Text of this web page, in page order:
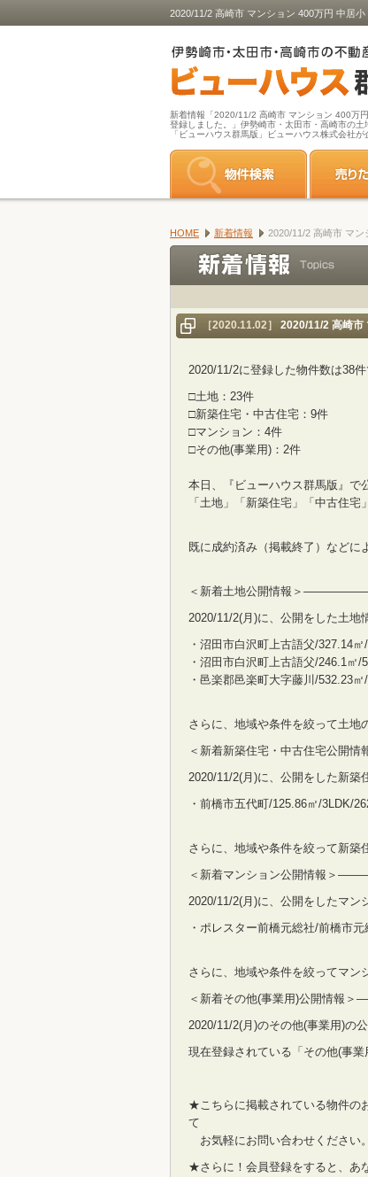
2020/11/2 高崎市 マンション 400万円 中居
新着情報「2020/11/2 高崎市 マンション 400万
登録しました。」伊勢崎市・太田市・高崎市の
「ビューハウス群馬版」ビューハウス株式会社が
HOME 新着情報 2020/11/2 高崎市 マン
［2020.11.02］ 2020/11/2 高崎市
2020/11/2に登録した物件数は38件
□土地：23件
□新築住宅・中古住宅：9件
□マンション：4件
□その他(事業用)：2件
本日、『ビューハウス群馬版』で
「土地」「新築住宅」「中古住
既に成約済み（掲載終了）などに
＜新着土地公開情報
2020/11/2(月)に、公開をした土地
・沼田市白沢町上古語父/327.14㎡
・沼田市白沢町上古語父/246.1㎡/
・邑楽郡邑楽町大字藤川/532.23㎡
さらに、地域や条件を絞って土地
＜新着新築住宅・中古
2020/11/2(月)に、公開をした新築
・前橋市五代町/125.86㎡/3LDK/
さらに、地域や条件を絞って新築
＜新着マンション公開
2020/11/2(月)に、公開をしたマン
・ポレスター前橋元総社/前橋市
さらに、地域や条件を絞ってマン
＜新着その他(事業用)
2020/11/2(月)のその他(事業用)の
現在登録されている「その他(事業
★こちらに掲載されている物件の
て
お気軽にお問い合わせください。
★さらに！会員登録をすると、あ